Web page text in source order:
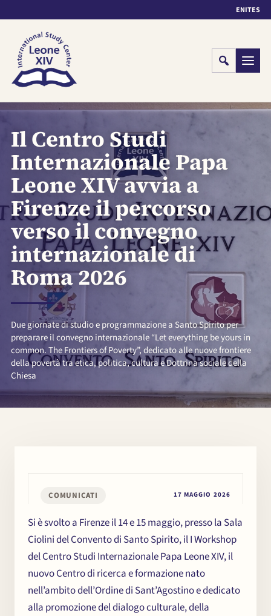
ENITES
Cerca Menu
Il Centro Studi
Internazionale Papa
Leone XIV avvia a
Firenze il percorso
verso il convegno
internazionale di
Roma 2026
Due giornate di studio e programmazione a Santo Spirito per
preparare il convegno internazionale “Let everything be yours in
common. The Frontiers of Poverty”, dedicato alle nuove frontiere
della povertà tra etica, politica, cultura e Dottrina sociale della
Chiesa
COMUNICATI 17 MAGGIO 2026
Si è svolto a Firenze il 14 e 15 maggio, presso la Sala
Ciolini del Convento di Santo Spirito, il I Workshop
del Centro Studi Internazionale Papa Leone XIV, il
nuovo Centro di ricerca e formazione nato
nell’ambito dell’Ordine di Sant’Agostino e dedicato
alla promozione del dialogo culturale, della